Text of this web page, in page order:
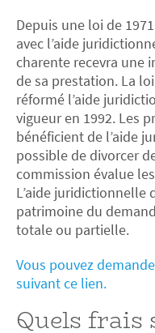
Depuis une loi de
avec l’aide
charente recevra une
de sa prestation. La
réformé l’aide
vigueur en 1992. Les
bénéficient de l’aide
possible de divorcer
commission évalue
L’aide juridictionnelle
patrimoine du
totale ou partielle.
Vous pouvez
suivant ce lien.
Quels frais